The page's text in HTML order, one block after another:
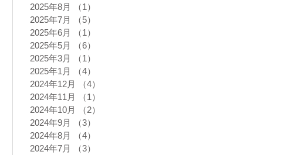
2025年8月
（1）
2025年7月
（5）
2025年6月
（1）
2025年5月
（6）
2025年3月
（1）
2025年1月
（4）
2024年12月
（4）
2024年11月
（1）
2024年10月
（2）
2024年9月
（3）
2024年8月
（4）
2024年7月
（3）